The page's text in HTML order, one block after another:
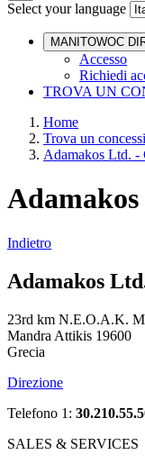
Select your language
MANITOWOC
Accesso
Richiedi
TROVA UN
Home
Trova un
Adamakos Ltd. -
Indietro
Adamakos
23rd km N.E.O.A.K.
Mandra Attikis 19600
Grecia
Direzione
Telefono 1:
SALES & SERVICES